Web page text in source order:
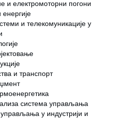
и електромоторни погони
и телекомуникације у
и транспорт
система управљања
у индустрији и